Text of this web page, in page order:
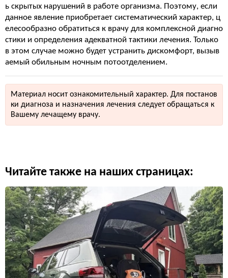
ь скрытых нарушений в работе организма. Поэтому, если
данное явление приобретает систематический характер, ц
елесообразно обратиться к врачу для комплексной диагно
стики и определения адекватной тактики лечения. Только
в этом случае можно будет устранить дискомфорт, вызыв
аемый обильным ночным потоотделением.
Материал носит ознакомительный характер. Для постанов
ки диагноза и назначения лечения следует обращаться к
Вашему лечащему врачу.
Читайте также на наших страницах: